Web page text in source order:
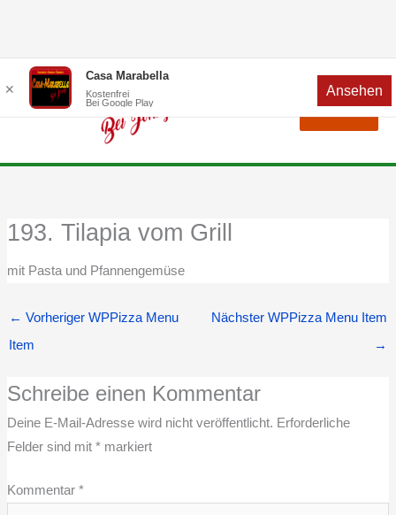
Inhalt
Menü
193. Tilapia vom Grill
mit Pasta und Pfannengemüse
← Vorheriger WPPizza Menu
Item
Nächster WPPizza Menu Item
→
Schreibe einen Kommentar
Deine E-Mail-Adresse wird nicht veröffentlicht. Erforderliche
Felder sind mit *markiert
Kommentar *
✕
Casa Marabella
Kostenfrei
Bei Google Play
Ansehen